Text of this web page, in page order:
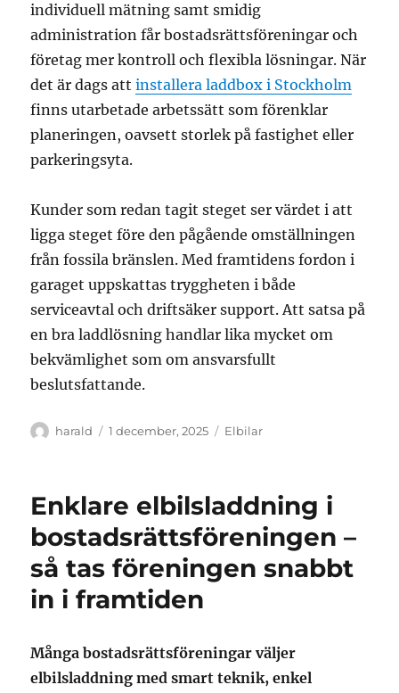
individuell mätning samt smidig
administration får bostadsrättsföreningar och
företag mer kontroll och flexibla lösningar. När
det är dags attinstallera laddbox i Stockholm
finns utarbetade arbetssätt som förenklar
planeringen, oavsett storlek på fastighet eller
parkeringsyta.
Kunder som redan tagit steget ser värdet i att
ligga steget före den pågående omställningen
från fossila bränslen. Med framtidens fordon i
garaget uppskattas tryggheten i både
serviceavtal och driftsäker support. Att satsa på
en bra laddlösning handlar lika mycket om
bekvämlighet som om ansvarsfullt
beslutsfattande.
Författare
harald
Publicerat
1 december, 2025 Kategorier
Elbilar
Enklare elbilsladdning i
bostadsrättsföreningen –
så tas föreningen snabbt
in i framtiden
Många bostadsrättsföreningar väljer
elbilsladdning med smart teknik, enkel